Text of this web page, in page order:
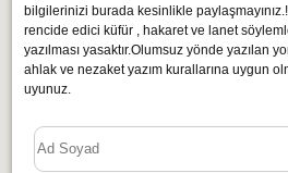
bilgilerinizi burada kesinlikle
rencide edici küfür , hakaret ve lanet
yazılması yasaktır.Olumsuz yönde yazılan
ahlak ve nezaket yazım kurallarına uygun
uyunuz.